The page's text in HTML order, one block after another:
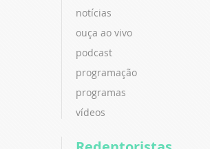
notícias
ouça ao vivo
podcast
programação
programas
vídeos